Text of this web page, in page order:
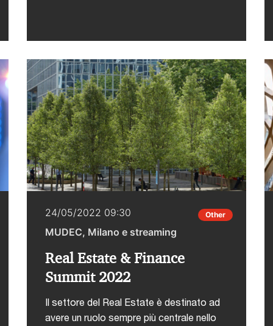
del Fashion Retail.PwC Italia è Platinum
sponsor dell'iniziativa. Interviene Stefano
Spiniello, Partner PwC Italia.Evento
dedicato agli operatori del settore
Fashion e Luxury. La partecipazione in
presenza è a numero limitato. Agenda
dettagliata e modalità di iscrizione sono
disponibili al seguente link
24/05/2022 09:30 Other
MUDEC, Milano e streaming
Real Estate & Finance
Summit 2022
Il settore del Real Estate è destinato ad
avere un ruolo sempre più centrale nello